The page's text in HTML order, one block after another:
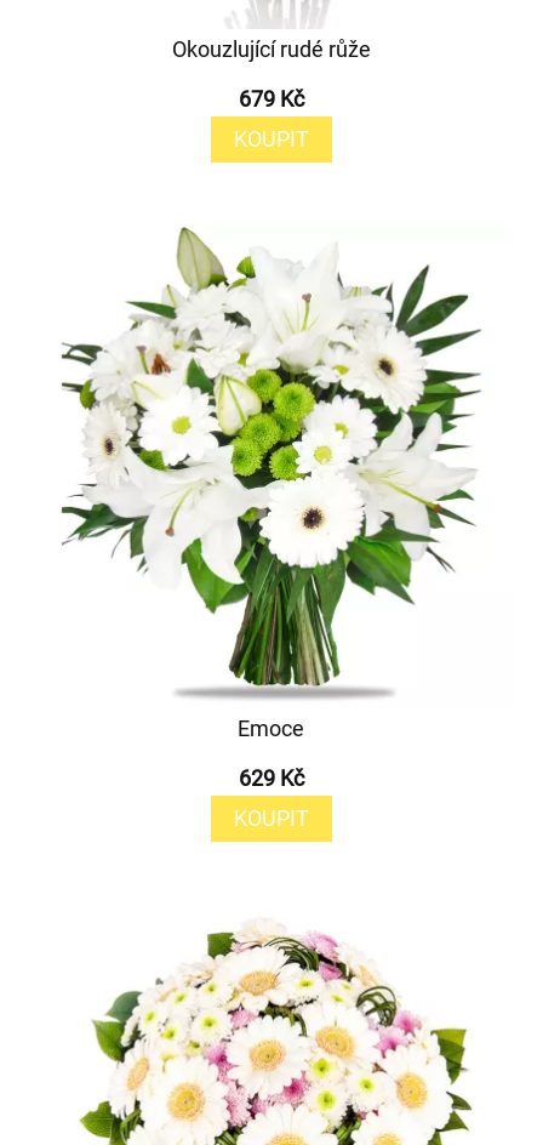
Okouzlující rudé růže
679 Kč
KOUPIT
Emoce
629 Kč
KOUPIT